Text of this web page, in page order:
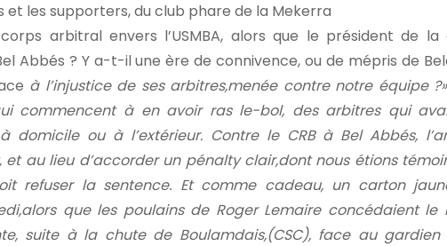
et les supporters, du club phare de la Mekerra
arbitral envers l’USMBA, alors que le président de la
Abbés ? Y a-t-il une ère de connivence, ou de mépris de
à l’injustice de ses arbitres,menée contre notre équipe ?
commencent à en avoir ras le-bol, des arbitres qui
domicile ou à l’extérieur. Contre le CRB à Bel Abbés,
et au lieu d’accorder un pénalty clair,dont nous étions
refuser la sentence. Et comme cadeau, un carton
alors que les poulains de Roger Lemaire concédaient le
suite à la chute de Boulamdais,(CSC), face au gardien